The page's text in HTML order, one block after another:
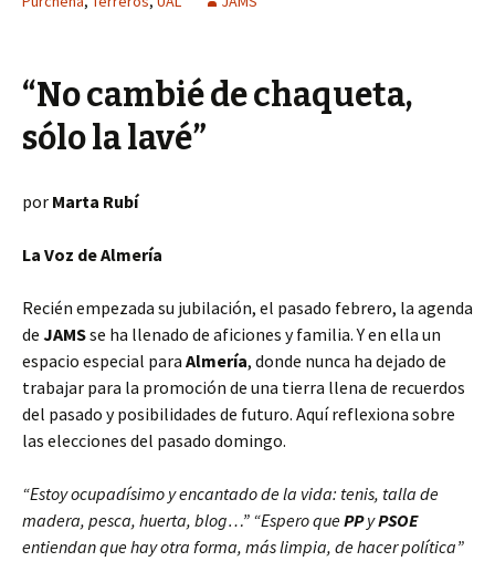
“No cambié de chaqueta,
sólo la lavé”
por Marta Rubí
La Voz de Almería
Recién empezada su jubilación, el pasado febrero, la agenda
de JAMSse ha llenado de aficiones y familia. Y en ella un
espacio especial para Almería, donde nunca ha dejado de
trabajar para la promoción de una tierra llena de recuerdos
del pasado y posibilidades de futuro. Aquí reflexiona sobre
las elecciones del pasado domingo.
“Estoy ocupadísimo y encantado de la vida: tenis, talla de
madera, pesca, huerta, blog…” “Espero quePPyPSOE
entiendan que hay otra forma, más limpia, de hacer política”